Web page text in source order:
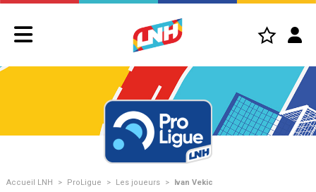
Accueil LNH > ProLigue > Les joueurs > Ivan Vekic